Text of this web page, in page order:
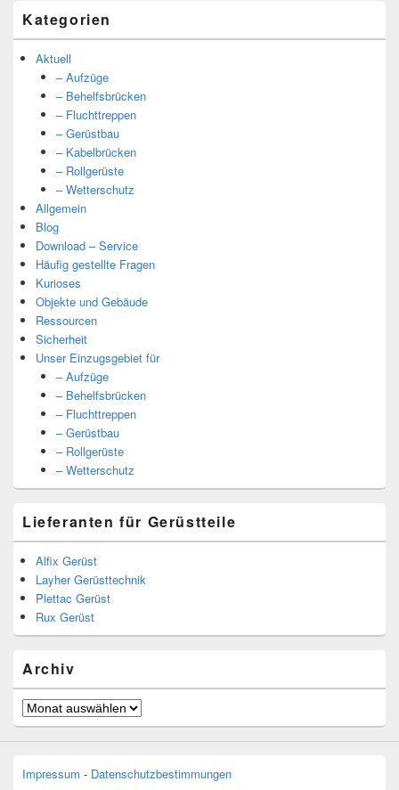
Kategorien
Aktuell
– Aufzüge
– Behelfsbrücken
– Fluchttreppen
– Gerüstbau
– Kabelbrücken
– Rollgerüste
– Wetterschutz
Allgemein
Blog
Download – Service
Häufig gestellte Fragen
Kurioses
Objekte und Gebäude
Ressourcen
Sicherheit
Unser Einzugsgebiet für
– Aufzüge
– Behelfsbrücken
– Fluchttreppen
– Gerüstbau
– Rollgerüste
– Wetterschutz
Lieferanten für Gerüstteile
Alfix Gerüst
Layher Gerüsttechnik
Plettac Gerüst
Rux Gerüst
Archiv
Archiv
Impressum - Datenschutzbestimmungen